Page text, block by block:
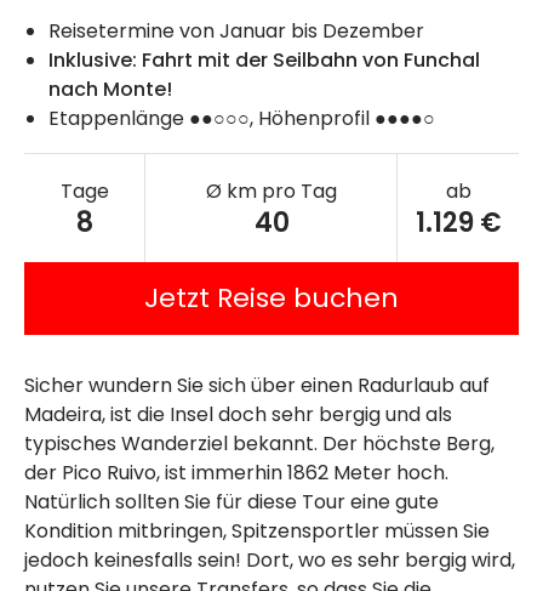
Reisetermine von Januar bis Dezember
Inklusive: Fahrt mit der Seilbahn von Funchal
nach Monte!
Etappenlänge ●●○○○, Höhenprofil ●●●●○
Tage
8
Ø km pro Tag
40
ab
1.129 €
Jetzt Reise buchen
Sicher wundern Sie sich über einen Radurlaub auf
Madeira, ist die Insel doch sehr bergig und als
typisches Wanderziel bekannt. Der höchste Berg,
der Pico Ruivo, ist immerhin 1862 Meter hoch.
Natürlich sollten Sie für diese Tour eine gute
Kondition mitbringen, Spitzensportler müssen Sie
jedoch keinesfalls sein! Dort, wo es sehr bergig wird,